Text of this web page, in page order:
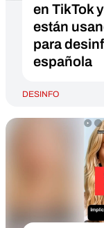
en TikTok
están
para
española
DESINFO